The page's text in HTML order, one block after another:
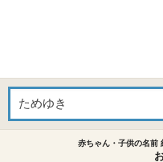
赤ちゃん・子供の名前